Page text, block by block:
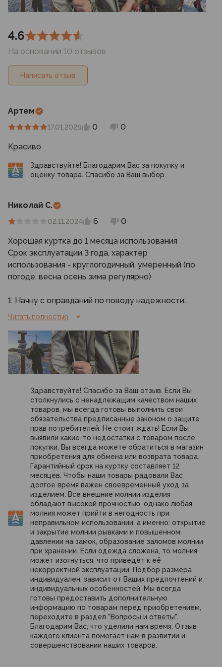
4.6
На основании 10 отзывов
Написать отзыв
Артем
17.01.2026 0 0
Красиво
Здравствуйте! Благодарим Вас за покупку и
оценку товара. Спасибо за Ваш выбор.
Николай С.
02.11.2024 6 0
Хорошая куртка до 1 месяца использования
Срок эксплуатации 3 года, характер
использования - круглогодичный, умеренный (по
погоде, весна осень зима регулярно)
1. Начну с оправданий по поводу надежности
тракторной молнии - эти истории для бедных
просто дешевле, проще и течет как дуршлаг, на
деле же внутренний клапан ВСЕГДА!,
закусывается этой молнией, что приводит к
утыканиям (в некоторых ситуациях с этим
устранении рано или поздно прводит к
вырыванию зубов бегунком или клапаном, фото
зубов прилагаю. Я решительно не понимаю зачем
это сделано, ибо на китайских поделках
мембранных курток, обычная "ненадежная*
влагозащитная молния работает в любых
условиях исправно (есть такая в использовании, в
более жёстких условиях эксплуатации), считаю
это натуральной диверсией.
2. Далее - предположу что клей, который
используется для заклейки швов с внутренней
стороны, по характеристикам примерно равен
клею ПВХ, так как накладки герметизации шва
отвалились уже после 1 года эксплуатации, фото
также прилагаю. Причём, сама герметизация швов
пропала после 2 месяца эксплуатации.
По поводу самой мембраны, сказать могу не
много, так как уже описанные швы начинают течь,
раньше чем удаётся понять ее преимущества,
однако парниковый эффект появляется бодро и
быстро.
Читать полностью
Здравствуйте! Спасибо за Ваш отзыв. Если Вы
столкнулись с ненадлежащим качеством наших
товаров, мы всегда готовы выполнить свои
обязательства предписанные законом о защите
прав потребителей. Не стоит ждать! Если Вы
выявили какие-то недостатки с товаром после
покупки, Вы всегда можете обратиться в магазин
приобретения для обмена или возврата товара.
Гарантийный срок на куртку составляет 12
месяцев. Чтобы наши товары радовали Вас
долгое время важен своевременный уход за
изделием. Все внешние молнии изделия
обладают высокой прочностью, однако любая
молния может прийти в негодность при
неправильном использовании, а именно: открытие
и закрытие молнии рывками и повышенном
давлении на замок, образование заломов молнии
при хранении. Если одежда сложена, то молния
может изогнуться, что приведёт к её
некорректной эксплуатации. Подбор размера
индивидуален, зависит от Ваших предпочтений и
индивидуальных особенностей. Мы всегда
готовы предоставить дополнительную
информацию по товарам перед приобретением,
переходите в раздел "Вопросы и ответы".
Благодарим Вас, что уделили нам время. Отзыв
каждого клиента помогает нам в развитии и
совершенствовании наших товаров.